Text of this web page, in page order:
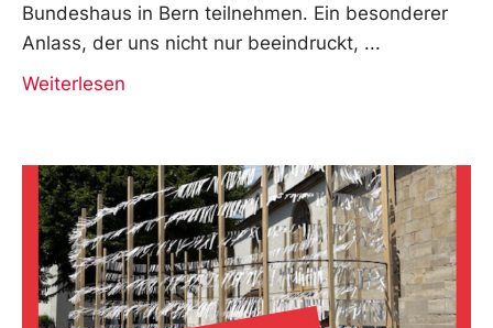
Bundeshaus in Bern teilnehmen. Ein besonderer
Anlass, der uns nicht nur beeindruckt,
Weiterlesen